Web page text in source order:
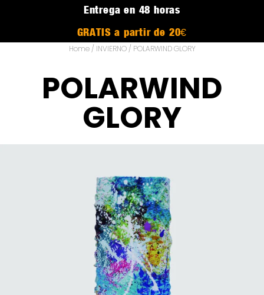
Entrega en 48 horas
GRATIS a partir de 20€
Home/ INVIERNO/ POLARWIND GLORY
POLARWIND
GLORY